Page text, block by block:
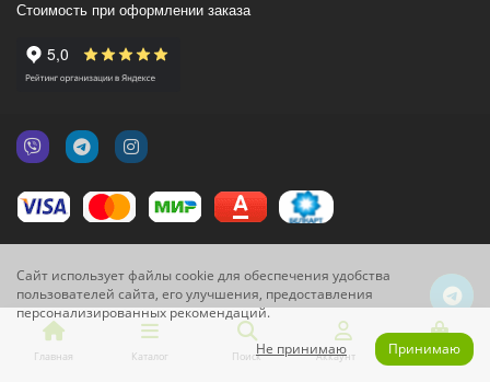
Сайт использует файлы cookie для обеспечения удобства
пользователей сайта, его улучшения, предоставления
персонализированных рекомендаций.
Не принимаю Принимаю
Стоимость при оформлении заказа
Главная Каталог Поиск Аккаунт Корзина